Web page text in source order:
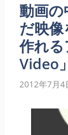
動画
だ映
作れ
Video」
2012年7月4